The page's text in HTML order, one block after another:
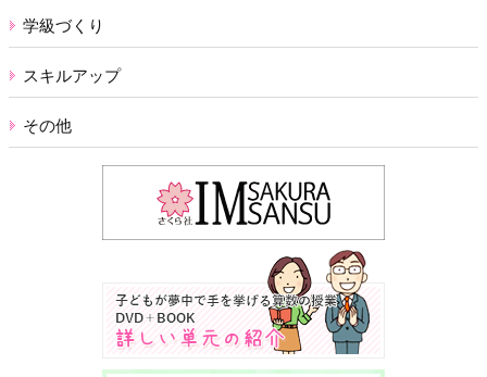
学級づくり
スキルアップ
その他